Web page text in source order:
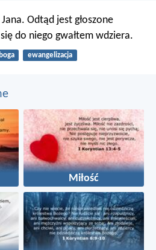
Odtąd jest głoszone
do niego gwałtem wdziera.
ewangelizacja
Miłość